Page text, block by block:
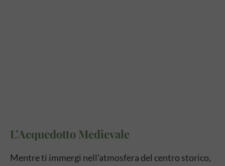
L’Acquedotto Medievale
Mentre ti immergi nell’atmosfera del centro storico,